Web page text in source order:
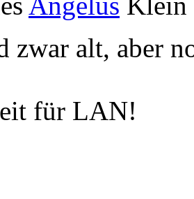
zwar alt, aber
für LAN!